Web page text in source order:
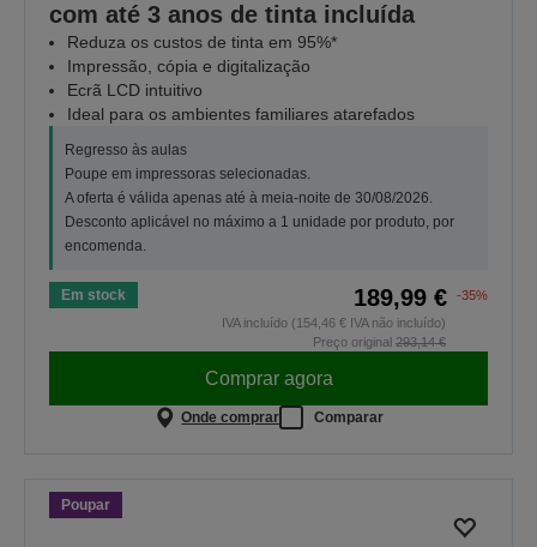
com até 3 anos de tinta incluída
Reduza os custos de tinta em 95%*
Impressão, cópia e digitalização
Ecrã LCD intuitivo
Ideal para os ambientes familiares atarefados
Regresso às aulas
Poupe em impressoras selecionadas.
A oferta é válida apenas até à meia-noite de 30/08/2026.
Desconto aplicável no máximo a 1 unidade por produto, por
encomenda.
Em stock 189,99 €
-35%
IVA incluído (154,46 € IVA não incluído)
Preço original 293,14 €
Comprar agora
Onde comprar Comparar
Poupar